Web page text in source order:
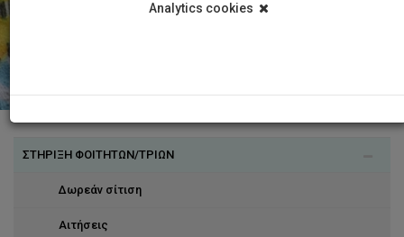
ΣΤΗΡΙΞΗ ΦΟΙΤΗΤΩΝ/ΤΡΙΩΝ
Δωρεάν σίτιση
Αιτήσεις
Analytics cookies